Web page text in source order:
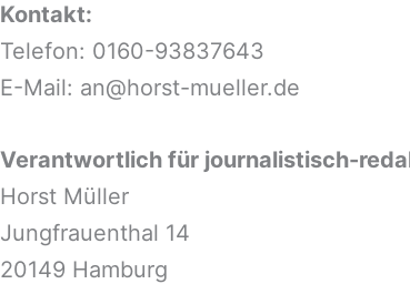
Kontakt:
Telefon: 0160-93837643
E-Mail: an@horst-mueller.de
Verantwortlich für journalistisch-
Horst Müller
Jungfrauenthal 14
20149 Hamburg